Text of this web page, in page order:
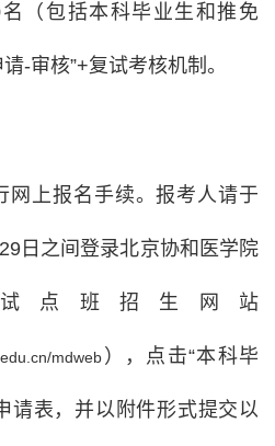
（包括本科毕业生和推免
-审核”+复试考核机制。
网上报名手续。报考人请于
日之间登录北京协和医学院
点班招生网站
mdweb ），点击“本科毕
请表，并以附件形式提交以